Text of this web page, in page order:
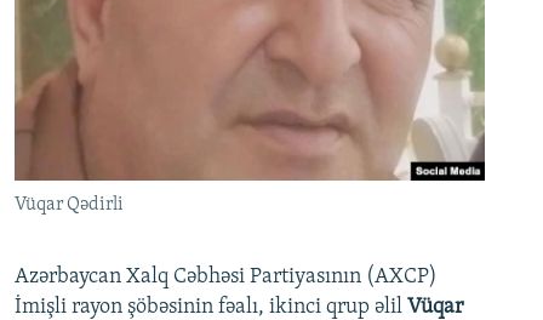
Vüqar Qədirli
Azərbaycan Xalq Cəbhəsi Partiyasının (AXCP)
İmişli rayon şöbəsinin fəalı, ikinci qrup əlil Vüqar